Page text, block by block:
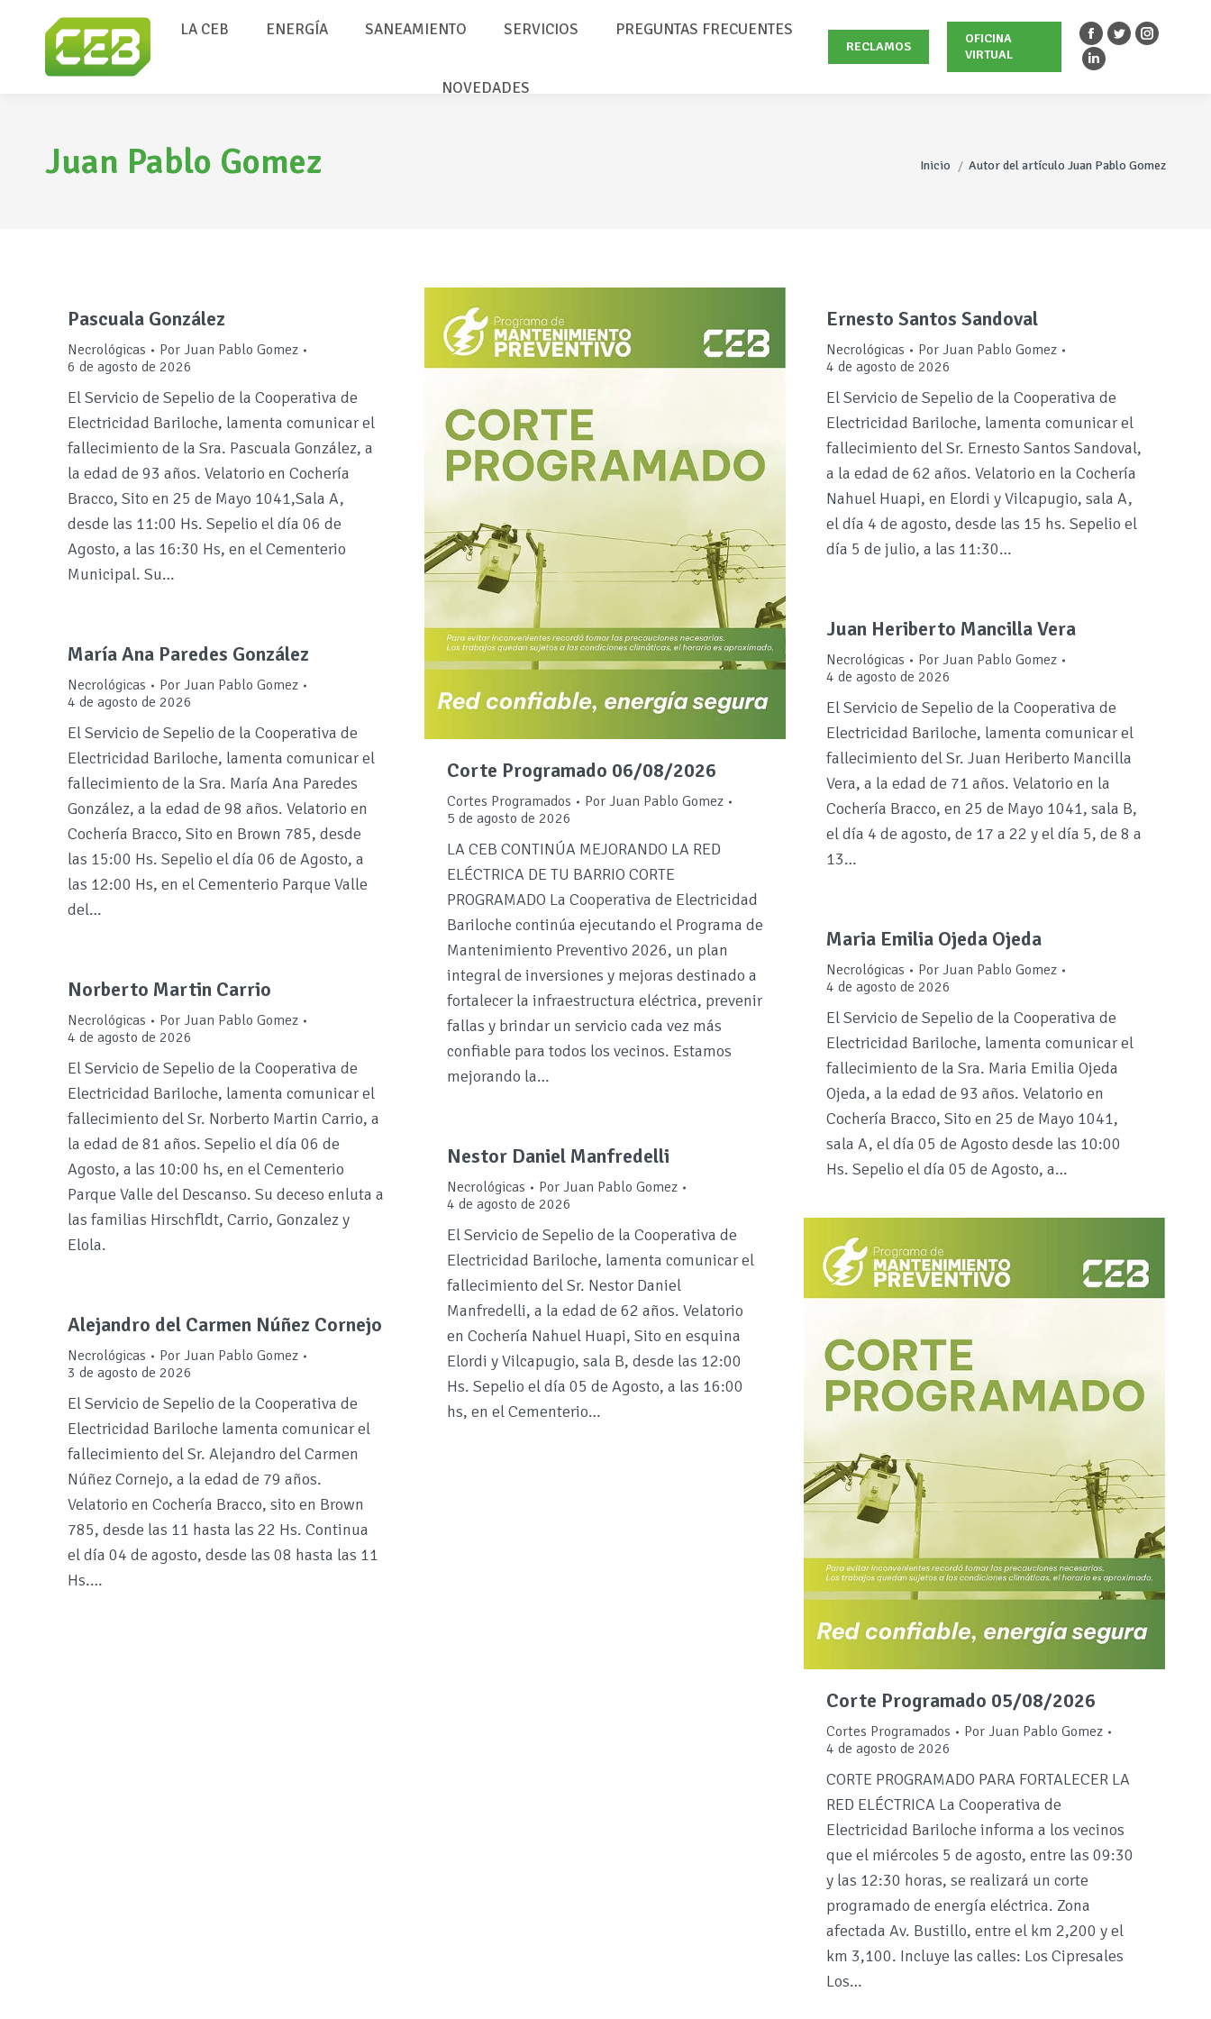
LA CEB ENERGÍA SANEAMIENTO SERVICIOS PREGUNTAS FRECUENTES
NOVEDADES
RECLAMOS
OFICINA
VIRTUAL
Facebook
page
window
Twitter
windowwindow
Linkedin
new
Juan Pablo Gomez Estás aquí:
Inicio Autor del artículo Juan Pablo Gomez
Pascuala González
Necrológicas Por Juan Pablo Gomez
6 de agosto de 2026
El Servicio de Sepelio de la Cooperativa de
Electricidad Bariloche, lamenta comunicar el
fallecimiento de la Sra. Pascuala González, a
la edad de 93 años. Velatorio en Cochería
Bracco, Sito en 25 de Mayo 1041,Sala A,
desde las 11:00 Hs. Sepelio el día 06 de
Agosto, a las 16:30 Hs, en el Cementerio
Municipal. Su…
Corte Programado 06/08/2026
Cortes Programados Por Juan Pablo Gomez
5 de agosto de 2026
LA CEB CONTINÚA MEJORANDO LA RED
ELÉCTRICA DE TU BARRIO CORTE
PROGRAMADO La Cooperativa de Electricidad
Bariloche continúa ejecutando el Programa de
Mantenimiento Preventivo 2026, un plan
integral de inversiones y mejoras destinado a
fortalecer la infraestructura eléctrica, prevenir
fallas y brindar un servicio cada vez más
confiable para todos los vecinos. Estamos
mejorando la…
Ernesto Santos Sandoval
Necrológicas Por Juan Pablo Gomez
4 de agosto de 2026
El Servicio de Sepelio de la Cooperativa de
Electricidad Bariloche, lamenta comunicar el
fallecimiento del Sr. Ernesto Santos Sandoval,
a la edad de 62 años. Velatorio en la Cochería
Nahuel Huapi, en Elordi y Vilcapugio, sala A,
el día 4 de agosto, desde las 15 hs. Sepelio el
día 5 de julio, a las 11:30…
Juan Heriberto Mancilla Vera
Necrológicas Por Juan Pablo Gomez
4 de agosto de 2026
El Servicio de Sepelio de la Cooperativa de
Electricidad Bariloche, lamenta comunicar el
fallecimiento del Sr. Juan Heriberto Mancilla
Vera, a la edad de 71 años. Velatorio en la
Cochería Bracco, en 25 de Mayo 1041, sala B,
el día 4 de agosto, de 17 a 22 y el día 5, de 8 a
13…
María Ana Paredes González
Necrológicas Por Juan Pablo Gomez
4 de agosto de 2026
El Servicio de Sepelio de la Cooperativa de
Electricidad Bariloche, lamenta comunicar el
fallecimiento de la Sra. María Ana Paredes
González, a la edad de 98 años. Velatorio en
Cochería Bracco, Sito en Brown 785, desde
las 15:00 Hs. Sepelio el día 06 de Agosto, a
las 12:00 Hs, en el Cementerio Parque Valle
del…
Maria Emilia Ojeda Ojeda
Necrológicas Por Juan Pablo Gomez
4 de agosto de 2026
El Servicio de Sepelio de la Cooperativa de
Electricidad Bariloche, lamenta comunicar el
fallecimiento de la Sra. Maria Emilia Ojeda
Ojeda, a la edad de 93 años. Velatorio en
Cochería Bracco, Sito en 25 de Mayo 1041,
sala A, el día 05 de Agosto desde las 10:00
Hs. Sepelio el día 05 de Agosto, a…
Norberto Martin Carrio
Necrológicas Por Juan Pablo Gomez
4 de agosto de 2026
El Servicio de Sepelio de la Cooperativa de
Electricidad Bariloche, lamenta comunicar el
fallecimiento del Sr. Norberto Martin Carrio, a
la edad de 81 años. Sepelio el día 06 de
Agosto, a las 10:00 hs, en el Cementerio
Parque Valle del Descanso. Su deceso enluta a
las familias Hirschfldt, Carrio, Gonzalez y
Elola.
Nestor Daniel Manfredelli
Necrológicas Por Juan Pablo Gomez
4 de agosto de 2026
El Servicio de Sepelio de la Cooperativa de
Electricidad Bariloche, lamenta comunicar el
fallecimiento del Sr. Nestor Daniel
Manfredelli, a la edad de 62 años. Velatorio
en Cochería Nahuel Huapi, Sito en esquina
Elordi y Vilcapugio, sala B, desde las 12:00
Hs. Sepelio el día 05 de Agosto, a las 16:00
hs, en el Cementerio…
Corte Programado 05/08/2026
Cortes Programados Por Juan Pablo Gomez
4 de agosto de 2026
CORTE PROGRAMADO PARA FORTALECER LA
RED ELÉCTRICA La Cooperativa de
Electricidad Bariloche informa a los vecinos
que el miércoles 5 de agosto, entre las 09:30
y las 12:30 horas, se realizará un corte
programado de energía eléctrica. Zona
afectada Av. Bustillo, entre el km 2,200 y el
km 3,100. Incluye las calles: Los Cipresales
Los…
Alejandro del Carmen Núñez Cornejo
Necrológicas Por Juan Pablo Gomez
3 de agosto de 2026
El Servicio de Sepelio de la Cooperativa de
Electricidad Bariloche lamenta comunicar el
fallecimiento del Sr. Alejandro del Carmen
Núñez Cornejo, a la edad de 79 años.
Velatorio en Cochería Bracco, sito en Brown
785, desde las 11 hasta las 22 Hs. Continua
el día 04 de agosto, desde las 08 hasta las 11
Hs.…